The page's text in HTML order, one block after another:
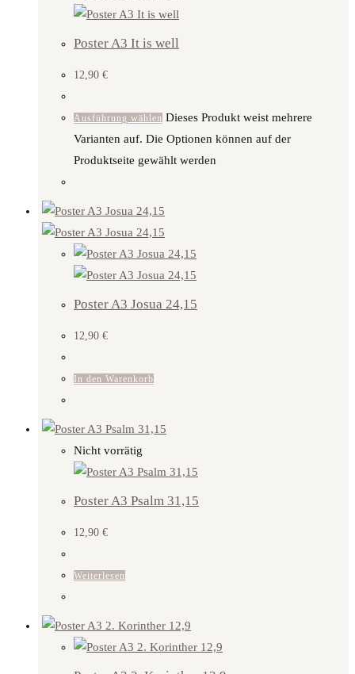
Poster A3 It is well
12,90 €
Ausführung wählen Dieses Produkt weist mehrere
Varianten auf. Die Optionen können auf der
Produktseite gewählt werden
Poster A3 Josua 24,15
12,90 €
In den Warenkorb
Nicht vorrätig
Poster A3 Psalm 31,15
12,90 €
Weiterlesen